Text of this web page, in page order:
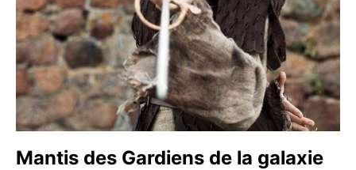
Mantis des Gardiens de la galaxie